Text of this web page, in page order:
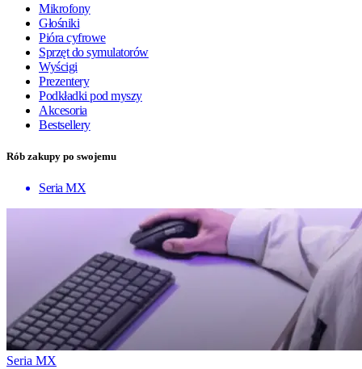
Mikrofony
Głośniki
Pióra cyfrowe
Sprzęt do symulatorów
Wyścigi
Prezentery
Podkładki pod myszy
Akcesoria
Bestsellery
Rób zakupy po swojemu
Seria MX
Seria MX